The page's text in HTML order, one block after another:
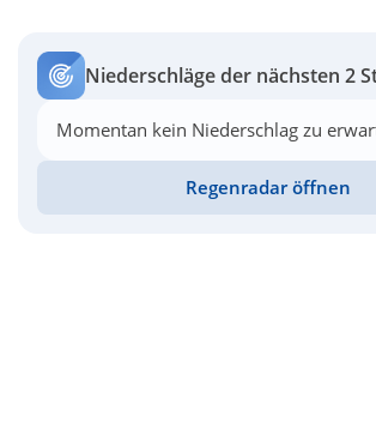
Niederschläge der nächsten 2
Momentan kein Niederschlag zu
Regenradar öffnen